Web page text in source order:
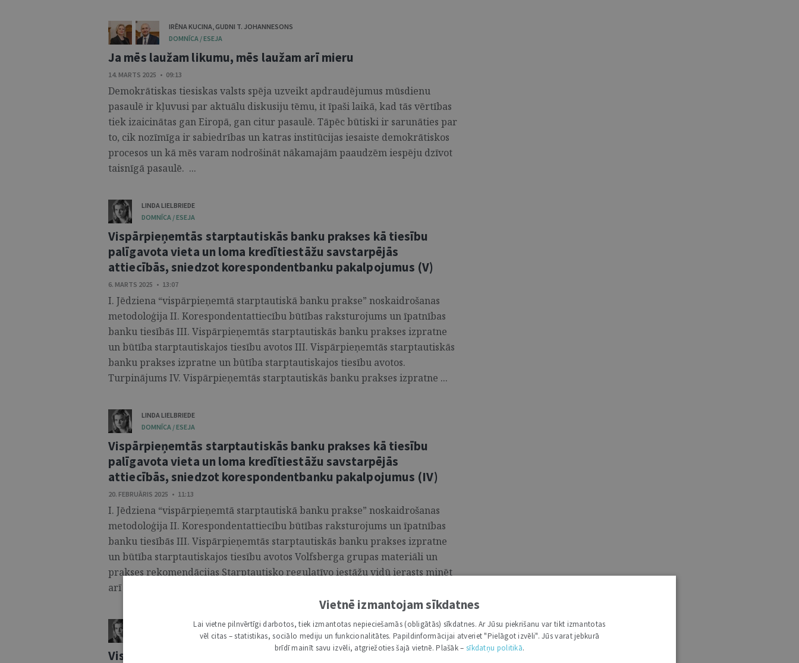
IRĒNA KUCINA, GUDNI T. JOHANNESONS
DOMNĪCA / ESEJA
Ja mēs laužam likumu, mēs laužam arī mieru
14. MARTS 2025 • 09:13
Demokrātiskas tiesiskas valsts spēja uzveikt apdraudējumus mūsdienu
pasaulē ir kļuvusi par aktuālu diskusiju tēmu, it īpaši laikā, kad tās vērtības
tiek izaicinātas gan Eiropā, gan citur pasaulē. Tāpēc būtiski ir sarunāties par
to, cik nozīmīga ir sabiedrības un katras institūcijas iesaiste demokrātiskos
procesos un kā mēs varam nodrošināt nākamajām paaudzēm iespēju dzīvot
taisnīgā pasaulē. ...
LINDA LIELBRIEDE
DOMNĪCA / ESEJA
Vispārpieņemtās starptautiskās banku prakses kā tiesību
palīgavota vieta un loma kredītiestāžu savstarpējās
attiecībās, sniedzot korespondentbanku pakalpojumus (V)
6. MARTS 2025 • 13:07
I. Jēdziena “vispārpieņemtā starptautiskā banku prakse” noskaidrošanas
metodoloģija II. Korespondentattiecību būtības raksturojums un īpatnības
banku tiesībās III. Vispārpieņemtās starptautiskās banku prakses izpratne
un būtība starptautiskajos tiesību avotos III. Vispārpieņemtās starptautiskās
banku prakses izpratne un būtība starptautiskajos tiesību avotos.
Turpinājums IV. Vispārpieņemtās starptautiskās banku prakses izpratne ...
LINDA LIELBRIEDE
DOMNĪCA / ESEJA
Vispārpieņemtās starptautiskās banku prakses kā tiesību
palīgavota vieta un loma kredītiestāžu savstarpējās
attiecībās, sniedzot korespondentbanku pakalpojumus (IV)
20. FEBRUĀRIS 2025 • 11:13
I. Jēdziena “vispārpieņemtā starptautiskā banku prakse” noskaidrošanas
metodoloģija II. Korespondentattiecību būtības raksturojums un īpatnības
banku tiesībās III. Vispārpieņemtās starptautiskās banku prakses izpratne
un būtība starptautiskajos tiesību avotos Volfsberga grupas materiāli un
prakses rekomendācijas Starptautisko regulatīvo iestāžu vidū ierasts minēt
arī Volfsberga grupu (Wolfsberg Group). Tā ir 1999. gadā dibināta ...
LINDA LIELBRIEDE
Vispārpieņemtās starptautiskās banku prakses kā tiesību
Vietnē izmantojam sīkdatnes
Lai vietne pilnvērtīgi darbotos, tiek izmantotas nepieciešamās (obligātās) sīkdatnes. Ar Jūsu piekrišanu var tikt izmantotas
vēl citas – statistikas, sociālo mediju un funkcionalitātes. Papildinformācijai atveriet "Pielāgot izvēli". Jūs varat jebkurā
brīdī mainīt savu izvēli, atgriežoties šajā vietnē. Plašāk – sīkdatņu politikā.